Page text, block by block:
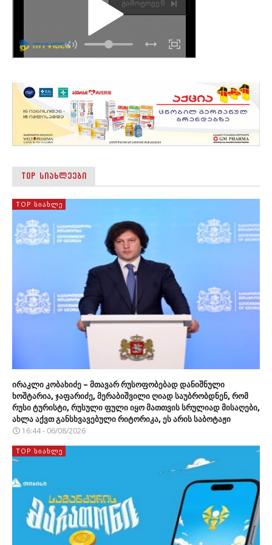
TOP ᲡᲘᲐᲮᲚᲔᲔᲑᲘ
TOP ᲡᲘᲐᲮᲚᲔ
ირაკლი კობახიძე – მთავარ რუსოფობებად დანიშნული
ხოშტარია, ჯაფარიძე, მერაბიშვილი ღიად საუბრობდნენ, რომ
რუსი ტურისტი, რუსული ფული იყო მათთვის სრულიად მისაღები,
ახლა აქვთ განსხვავებული რიტორიკა, ეს არის საბოტაჟი
16:44 - 06/08/2026
TOP ᲡᲘᲐᲮᲚᲔ